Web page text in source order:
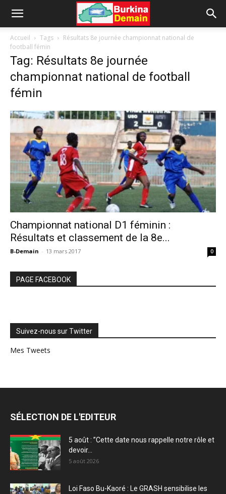
Accueil Tags
Résultats 8e journée championnat national de
football fémin
Tag: Résultats 8e journée
championnat national de football
fémin
Championnat national D1 féminin :
Résultats et classement de la 8e...
B-Demain - 13 mars 2017 0
PAGE FACEBOOK
Suivez-nous sur Twitter
Mes Tweets
SÉLECTION DE L'EDITEUR
5 août : ”Cette date nous rappelle notre rôle et
devoir...
5 août 2026
Loi Faso Bu-Kaoré : Le GRASH sensibilise les